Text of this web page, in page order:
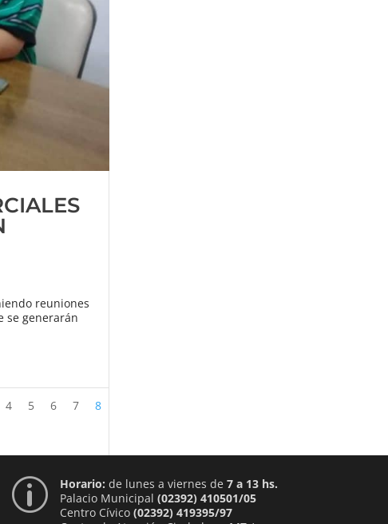
reuniones
se generarán
4 5 6 7 8
p Horario: de lunes a viernes de 7 a 13 hs.
Palacio Municipal (02392) 410501/05
Centro Cívico (02392) 419395/97